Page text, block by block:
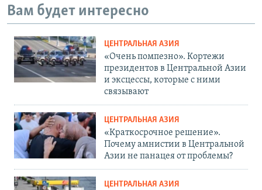
Вам будет интересно
ЦЕНТРАЛЬНАЯ АЗИЯ
«Очень помпезно». Кортежи
президентов в Центральной Азии
и эксцессы, которые с ними
связывают
ЦЕНТРАЛЬНАЯ АЗИЯ
«Краткосрочное решение».
Почему амнистии в Центральной
Азии не панацея от проблемы?
ЦЕНТРАЛЬНАЯ АЗИЯ